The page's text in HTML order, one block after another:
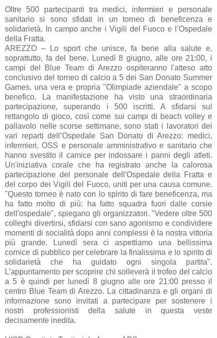
Oltre 500 partecipanti tra medici, infermieri e personale
sanitario si sono sfidati in un torneo di beneficenza e
solidarietà. In campo anche i Vigili del Fuoco e l’Ospedale
della Fratta.
AREZZO – Lo sport che unisce, fa bene alla salute e,
soprattutto, fa del bene. Lunedì 8 giugno, alle ore 21:00, i
campi del Blue Team di Arezzo ospiteranno l'atteso atto
conclusivo del torneo di calcio a 5 dei San Donato Summer
Games, una vera e propria "Olimpiade aziendale" a scopo
benefico. La manifestazione ha visto una straordinaria
partecipazione, superando i 500 iscritti. A sfidarsi sul
rettangolo di gioco, così come sui campi di beach volley e
pallavolo nelle scorse settimane, sono stati i lavoratori dei
vari reparti dell’Ospedale San Donato di Arezzo: medici,
infermieri, OSS e personale amministrativo e sanitario che
hanno svestito il camice per indossare i panni degli atleti.
Un'iniziativa corale che ha registrato anche la calorosa
partecipazione del personale dell'Ospedale della Fratta e
del corpo dei Vigili del Fuoco, uniti per una causa comune.
"Questo torneo è nato con lo spirito di fare beneficenza, ma
ha fatto molto di più: ha fatto squadra fuori dalle corsie
dell'ospedale", spiegano gli organizzatori. "Vedere oltre 500
colleghi divertirsi, sfidarsi con sano agonismo e condividere
momenti di socialità dopo anni complessi è la nostra vittoria
più grande. Lunedì sera ci aspettiamo una bellissima
cornice di pubblico per celebrare la finalissima e lo spirito di
solidarietà che ha guidato ogni singola partita".
L’appuntamento per scoprire chi solleverà il trofeo del calcio
a 5 è quindi per lunedì 8 giugno alle ore 21:00 presso il
centro Blue Team di Arezzo. La cittadinanza e gli organi di
informazione sono invitati a partecipare per sostenere i
nostri professionisti della salute in questa veste
decisamente inedita.